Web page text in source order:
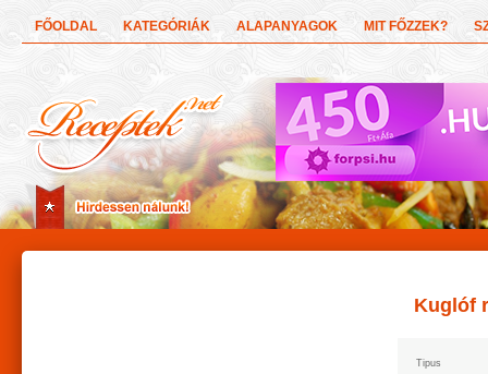
FŐOLDAL KATEGÓRIÁK ALAPANYAGOK MIT FŐZZEK?
Kuglóf
Tipus